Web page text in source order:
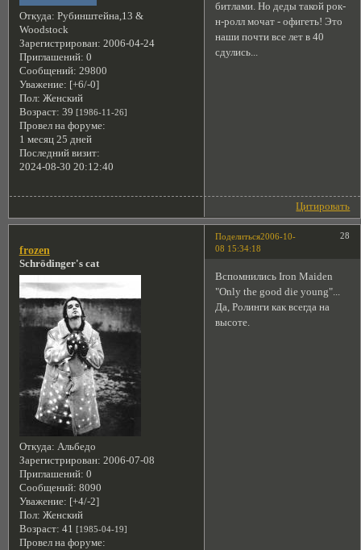
Откуда: Рубинштейна,13 &
Woodstock
Зарегистрирован: 2006-04-24
Приглашений: 0
Сообщений: 29800
Уважение: [+6/-0]
Пол: Женский
Возраст: 39 [1986-11-26]
Провел на форуме:
1 месяц 25 дней
Последний визит:
2024-08-30 20:12:40
битлами. Но деды такой рок-
н-ролл мочат - офигеть! Это
наши почти все лет в 40
сдулись...
Цитировать
Поделиться 28
2006-10-
08 15:34:18
frozen
Schrödinger's cat
Откуда: Альбедо
Зарегистрирован: 2006-07-08
Приглашений: 0
Сообщений: 8090
Уважение: [+4/-2]
Пол: Женский
Возраст: 41 [1985-04-19]
Провел на форуме:
Вспомнились Iron Maiden
"Only the good die young"...
Да, Ролинги как всегда на
высоте.